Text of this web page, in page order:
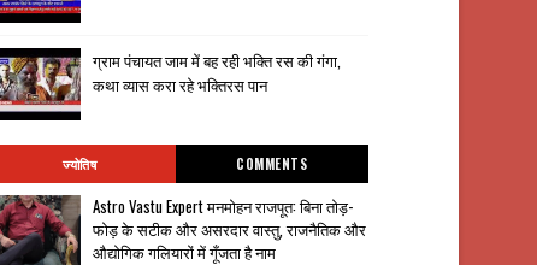
ग्राम पंचायत जाम में बह रही भक्ति रस की गंगा,
कथा व्यास करा रहे भक्तिरस पान
ज्योतिष COMMENTS
Astro Vastu Expert मनमोहन राजपूत: बिना तोड़-
फोड़ के सटीक और असरदार वास्तु, राजनैतिक और
औद्योगिक गलियारों में गूँजता है नाम